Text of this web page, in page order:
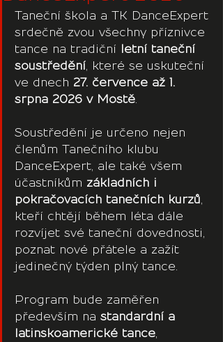
Taneční škola a TK DanceExpert
srdečně zvou všechny příznivce
tance na tradiční
letní taneční
soustředění , které se uskuteční
ve dnech 27. července až 1.
srpna 2026 v Mostě
Soustředění je určeno nejen
členům Tanečního klubu
DanceExpert, ale také všem
účastníkům základních i
pokračovacích tanečních kurzů
kteří chtějí během léta dále
rozvíjet své taneční dovednosti,
poznat nové přátele a zažít
jedinečný týden plný tance.
Program bude zaměřen
především na standardní a
latinskoamerické tance